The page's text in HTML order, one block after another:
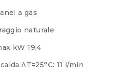
a gas
naturale
kW 19,4
∆T=25°C: 11 l/min